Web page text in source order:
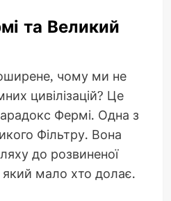
та Великий
чому ми не
цивілізацій? Це
Фермі. Одна з
Фільтру. Вона
до розвиненої
який мало хто долає.